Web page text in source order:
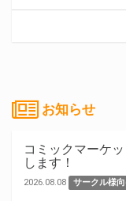
お知らせ
コミックマーケ
します！
2026.08.08 サークル様